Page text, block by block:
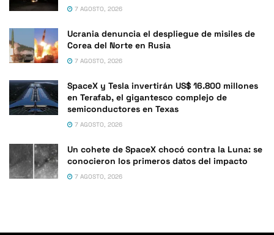
7 AGOSTO, 2026
Ucrania denuncia el despliegue de misiles de
Corea del Norte en Rusia
7 AGOSTO, 2026
SpaceX y Tesla invertirán US$ 16.800 millones
en Terafab, el gigantesco complejo de
semiconductores en Texas
7 AGOSTO, 2026
Un cohete de SpaceX chocó contra la Luna: se
conocieron los primeros datos del impacto
7 AGOSTO, 2026